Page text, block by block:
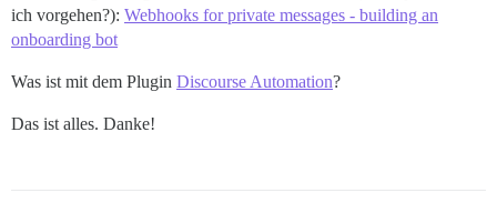
ich vorgehen?): Webhooks for private messages - building an
onboarding bot
Was ist mit dem Plugin Discourse Automation?
Das ist alles. Danke!